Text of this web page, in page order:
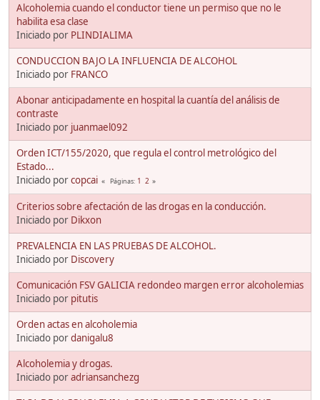
Alcoholemia cuando el conductor tiene un permiso que no le
habilita esa clase
Iniciado por PLINDIALIMA
CONDUCCION BAJO LA INFLUENCIA DE ALCOHOL
Iniciado por FRANCO
Abonar anticipadamente en hospital la cuantía del análisis de
contraste
Iniciado por juanmael092
Orden ICT/155/2020, que regula el control metrológico del
Estado...
Iniciado porcopcai Páginas 1 2
Criterios sobre afectación de las drogas en la conducción.
Iniciado por Dikxon
PREVALENCIA EN LAS PRUEBAS DE ALCOHOL.
Iniciado por Discovery
Comunicación FSV GALICIA redondeo margen error alcoholemias
Iniciado por pitutis
Orden actas en alcoholemia
Iniciado pordanigalu8
Alcoholemia y drogas.
Iniciado poradriansanchezg